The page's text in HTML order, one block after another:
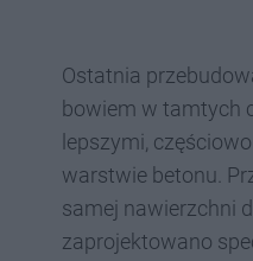
Ostatnia
bowiem w tamtych
lepszymi,
warstwie betonu.
samej nawierzchni
zaprojektowano